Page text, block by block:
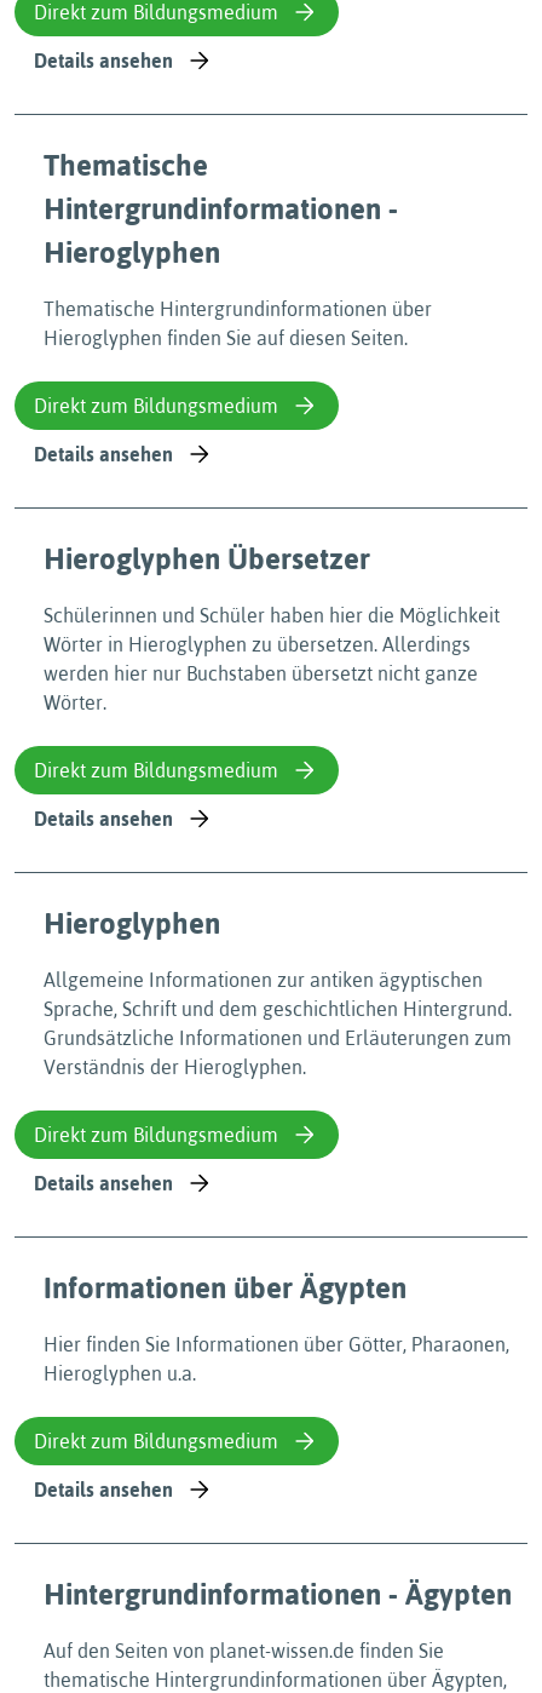
Direkt zum Bildungsmedium
Details ansehen
Thematische
Hintergrundinformationen -
Hieroglyphen
Thematische Hintergrundinformationen über
Hieroglyphen finden Sie auf diesen Seiten.
Direkt zum Bildungsmedium
Details ansehen
Hieroglyphen Übersetzer
Schülerinnen und Schüler haben hier die Möglichkeit
Wörter in Hieroglyphen zu übersetzen. Allerdings
werden hier nur Buchstaben übersetzt nicht ganze
Wörter.
Direkt zum Bildungsmedium
Details ansehen
Hieroglyphen
Allgemeine Informationen zur antiken ägyptischen
Sprache, Schrift und dem geschichtlichen Hintergrund.
Grundsätzliche Informationen und Erläuterungen zum
Verständnis der Hieroglyphen.
Direkt zum Bildungsmedium
Details ansehen
Informationen über Ägypten
Hier finden Sie Informationen über Götter, Pharaonen,
Hieroglyphen u.a.
Direkt zum Bildungsmedium
Details ansehen
Hintergrundinformationen - Ägypten
Auf den Seiten von planet-wissen.de finden Sie
thematische Hintergrundinformationen über Ägypten,